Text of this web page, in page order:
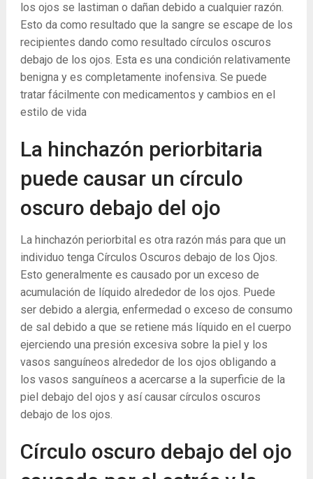
los ojos se lastiman o dañan debido a cualquier razón.
Esto da como resultado que la sangre se escape de los
recipientes dando como resultado círculos oscuros
debajo de los ojos. Esta es una condición relativamente
benigna y es completamente inofensiva. Se puede
tratar fácilmente con medicamentos y cambios en el
estilo de vida
La hinchazón periorbitaria
puede causar un círculo
oscuro debajo del ojo
La hinchazón periorbital es otra razón más para que un
individuo tenga Círculos Oscuros debajo de los Ojos.
Esto generalmente es causado por un exceso de
acumulación de líquido alrededor de los ojos. Puede
ser debido a alergia, enfermedad o exceso de consumo
de sal debido a que se retiene más líquido en el cuerpo
ejerciendo una presión excesiva sobre la piel y los
vasos sanguíneos alrededor de los ojos obligando a
los vasos sanguíneos a acercarse a la superficie de la
piel debajo del ojos y así causar círculos oscuros
debajo de los ojos.
Círculo oscuro debajo del ojo